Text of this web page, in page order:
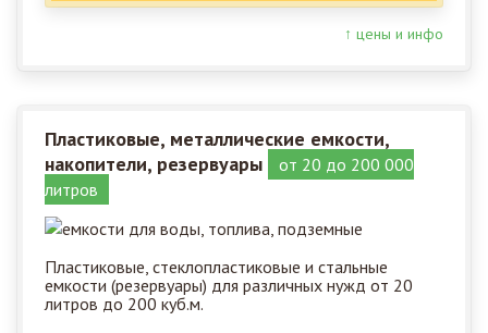
↑ цены и инфо
Пластиковые, металлические емкости,
накопители, резервуары
от 20 до 200 000
литров
Пластиковые, стеклопластиковые и стальные
емкости (резервуары) для различных нужд от 20
литров до 200 куб.м.